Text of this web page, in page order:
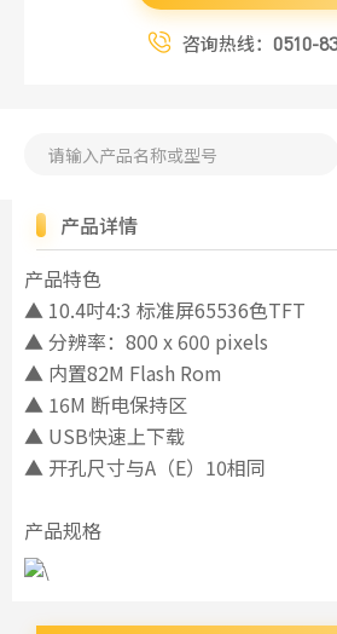
咨询热线： 0510-
产品详情
产品特色
▲ 10.4吋4:3 标准屏65536色TFT
▲ 分辨率：800 x 600 pixels
▲ 内置82M Flash Rom
▲ 16M 断电保持区
▲ USB快速上下载
▲ 开孔尺寸与A（E）10相同
产品规格